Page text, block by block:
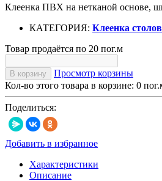
Клеенка ПВХ на нетканой основе,
КАТЕГОРИЯ: Клеенка
Товар продаётся по 20 пог.м
В корзину
Просмотр корзины
Кол-во этого товара в корзине: 0
Поделиться:
Добавить в избранное
Характеристики
Описание